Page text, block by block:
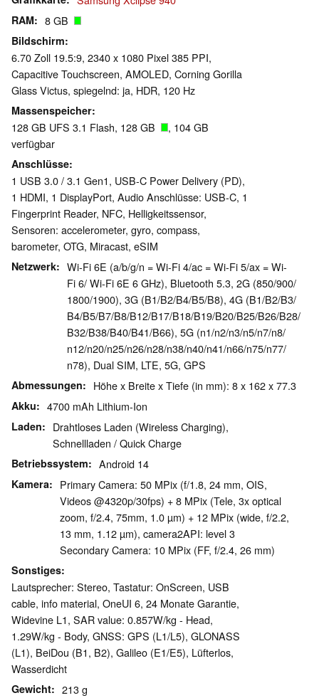
RAM 8 GB
Bildschirm
6.70 Zoll 19.5:9, 2340 x 1080 Pixel 385 PPI,
Capacitive Touchscreen, AMOLED, Corning Gorilla
Glass Victus, spiegelnd: ja, HDR, 120 Hz
Massenspeicher
128 GB UFS 3.1 Flash, 128 GB
, 104 GB
verfügbar
Anschlüsse
1 USB 3.0 / 3.1 Gen1, USB-C Power Delivery (PD),
1 HDMI, 1 DisplayPort, Audio Anschlüsse: USB-C, 1
Fingerprint Reader, NFC, Helligkeitssensor,
Sensoren: accelerometer, gyro, compass,
barometer, OTG, Miracast, eSIM
Netzwerk
Wi-Fi 6E (a/b/g/n = Wi-Fi 4/ac = Wi-Fi 5/ax = Wi-
Fi 6/ Wi-Fi 6E 6 GHz), Bluetooth 5.3, 2G (850/​900/​
1800/​1900), 3G (B1/​B2/​B4/​B5/​B8), 4G (B1/​B2/​B3/​
B4/​B5/​B7/​B8/​B12/​B17/​B18/​B19/​B20/​B25/​B26/​B28/​
B32/​B38/​B40/​B41/​B66), 5G (n1/​n2/​n3/​n5/​n7/​n8/​
n12/​n20/​n25/​n26/​n28/​n38/​n40/​n41/​n66/​n75/​n77/​
n78), Dual SIM, LTE, 5G, GPS
Abmessungen Höhe x Breite x Tiefe (in mm): 8 x 162 x 77.3
Akku 4700 mAh Lithium-Ion
Laden
Drahtloses Laden (Wireless Charging),
Schnellladen / Quick Charge
Betriebssystem Android 14
Kamera
Primary Camera: 50 MPix (f/1.8, 24 mm, OIS,
Videos @4320p/​30fps) + 8 MPix (Tele, 3x optical
zoom, f/2.4, 75mm, 1.0 µm) + 12 MPix (wide, f/2.2,
13 mm, 1.12 µm), camera2API: level 3
Secondary Camera: 10 MPix (FF, f/2.4, 26 mm)
Sonstiges
Lautsprecher: Stereo, Tastatur: OnScreen, USB
cable, info material, OneUI 6, 24 Monate Garantie,
Widevine L1, SAR value: 0.857W/​kg - Head,
1.29W/​kg - Body, GNSS: GPS (L1/​L5), GLONASS
(L1), BeiDou (B1, B2), Galileo (E1/​E5), Lüfterlos,
Wasserdicht
Gewicht 213 g